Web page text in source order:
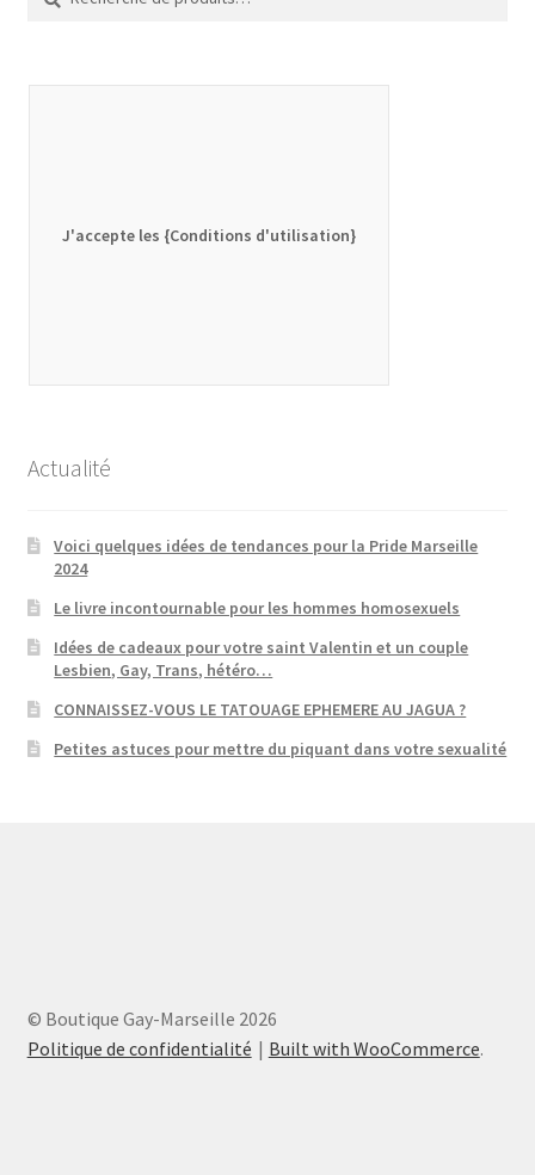
pour :
J'accepte les {Conditions d'utilisation}
Actualité
Voici quelques idées de tendances pour la Pride Marseille
2024
Le livre incontournable pour les hommes homosexuels
Idées de cadeaux pour votre saint Valentin et un couple
Lesbien, Gay, Trans, hétéro…
CONNAISSEZ-VOUS LE TATOUAGE EPHEMERE AU JAGUA ?
Petites astuces pour mettre du piquant dans votre sexualité
© Boutique Gay-Marseille 2026
Politique de confidentialité
Built with WooCommerce.